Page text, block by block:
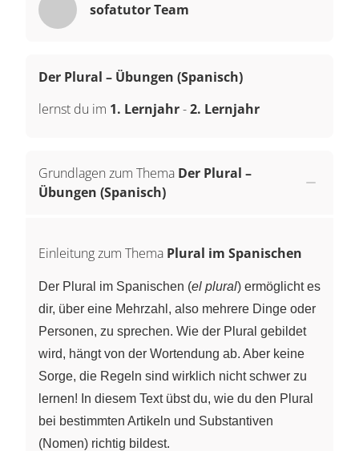
sofatutor Team
Der Plural – Übungen (Spanisch)
lernst du im 1. Lernjahr-2. Lernjahr
Grundlagen zum Thema Der Plural –
Übungen (Spanisch)
Einleitung zum Thema Plural im Spanischen
Der Plural im Spanischen (el plural) ermöglicht es
dir, über eine Mehrzahl, also mehrere Dinge oder
Personen, zu sprechen. Wie der Plural gebildet
wird, hängt von der Wortendung ab. Aber keine
Sorge, die Regeln sind wirklich nicht schwer zu
lernen! In diesem Text übst du, wie du den Plural
bei bestimmten Artikeln und Substantiven
(Nomen) richtig bildest.